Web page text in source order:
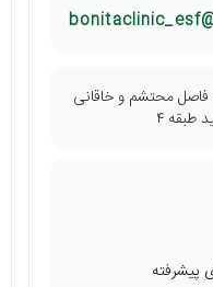
محتشم و خاقانی
طبقه ۴
پیشرفته